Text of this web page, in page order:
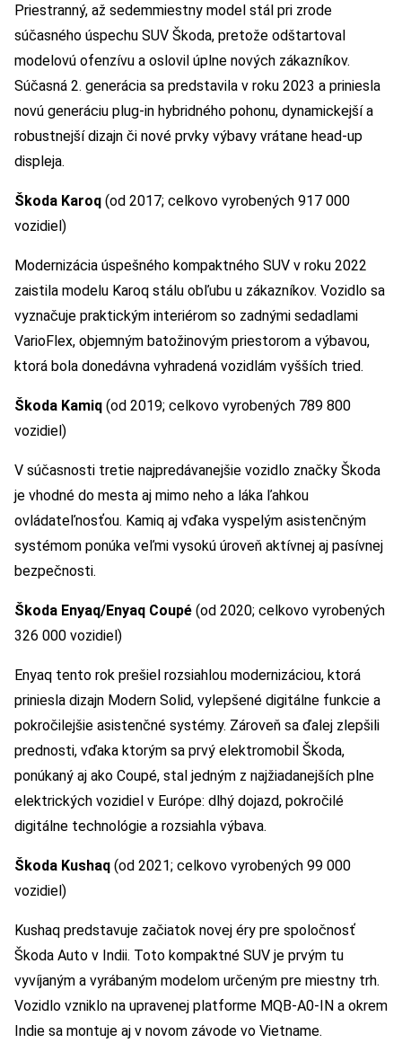
Priestranný, až sedemmiestny model stál pri zrode
súčasného úspechu SUV Škoda, pretože odštartoval
modelovú ofenzívu a oslovil úplne nových zákazníkov.
Súčasná 2. generácia sa predstavila v roku 2023 a priniesla
novú generáciu plug-in hybridného pohonu, dynamickejší a
robustnejší dizajn či nové prvky výbavy vrátane head-up
displeja.
Škoda Karoq (od 2017; celkovo vyrobených 917 000
vozidiel)
Modernizácia úspešného kompaktného SUV v roku 2022
zaistila modelu Karoq stálu obľubu u zákazníkov. Vozidlo sa
vyznačuje praktickým interiérom so zadnými sedadlami
VarioFlex, objemným batožinovým priestorom a výbavou,
ktorá bola donedávna vyhradená vozidlám vyšších tried.
Škoda Kamiq (od 2019; celkovo vyrobených 789 800
vozidiel)
V súčasnosti tretie najpredávanejšie vozidlo značky Škoda
je vhodné do mesta aj mimo neho a láka ľahkou
ovládateľnosťou. Kamiq aj vďaka vyspelým asistenčným
systémom ponúka veľmi vysokú úroveň aktívnej aj pasívnej
bezpečnosti.
Škoda Enyaq/Enyaq Coupé (od 2020; celkovo vyrobených
326 000 vozidiel)
Enyaq tento rok prešiel rozsiahlou modernizáciou, ktorá
priniesla dizajn Modern Solid, vylepšené digitálne funkcie a
pokročilejšie asistenčné systémy. Zároveň sa ďalej zlepšili
prednosti, vďaka ktorým sa prvý elektromobil Škoda,
ponúkaný aj ako Coupé, stal jedným z najžiadanejších plne
elektrických vozidiel v Európe: dlhý dojazd, pokročilé
digitálne technológie a rozsiahla výbava.
Škoda Kushaq (od 2021; celkovo vyrobených 99 000
vozidiel)
Kushaq predstavuje začiatok novej éry pre spoločnosť
Škoda Auto v Indii. Toto kompaktné SUV je prvým tu
vyvíjaným a vyrábaným modelom určeným pre miestny trh.
Vozidlo vzniklo na upravenej platforme MQB-A0-IN a okrem
Indie sa montuje aj v novom závode vo Vietname.